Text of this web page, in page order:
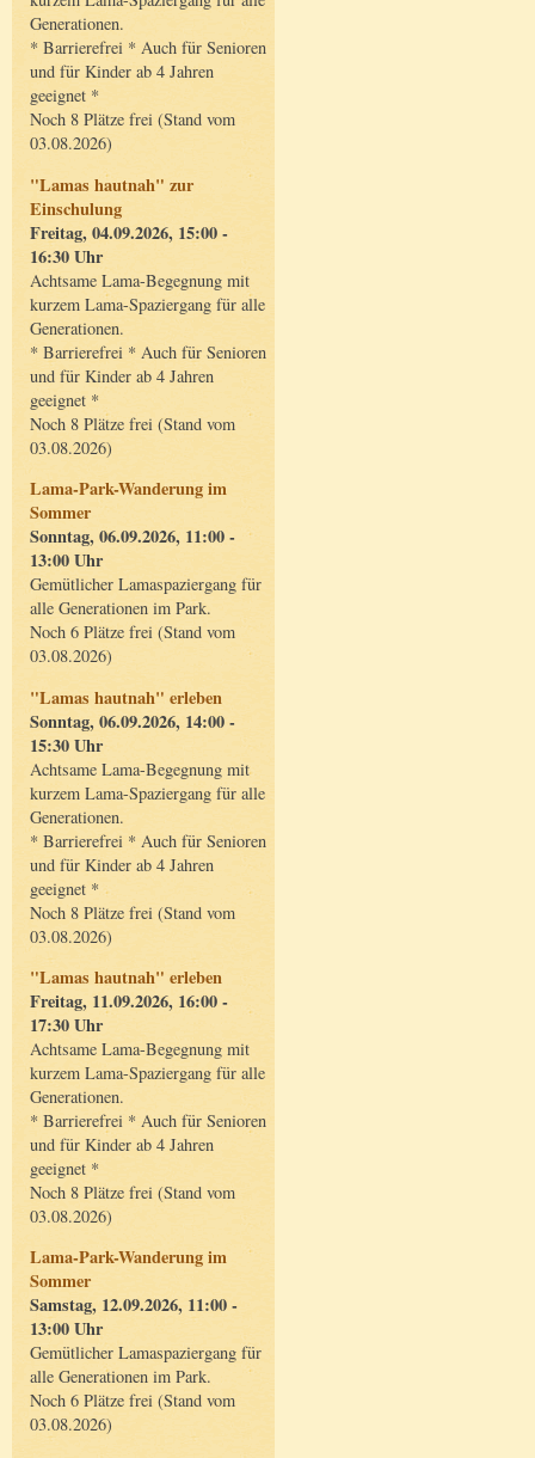
Generationen.
* Barrierefrei * Auch für Senioren
und für Kinder ab 4 Jahren
geeignet *
Noch 8 Plätze frei (Stand vom
03.08.2026)
"Lamas hautnah" zur
Einschulung
Freitag, 04.09.2026, 15:00 -
16:30 Uhr
Achtsame Lama-Begegnung mit
kurzem Lama-Spaziergang für alle
Generationen.
* Barrierefrei * Auch für Senioren
und für Kinder ab 4 Jahren
geeignet *
Noch 8 Plätze frei (Stand vom
03.08.2026)
Lama-Park-Wanderung im
Sommer
Sonntag, 06.09.2026, 11:00 -
13:00 Uhr
Gemütlicher Lamaspaziergang für
alle Generationen im Park.
Noch 6 Plätze frei (Stand vom
03.08.2026)
"Lamas hautnah" erleben
Sonntag, 06.09.2026, 14:00 -
15:30 Uhr
Achtsame Lama-Begegnung mit
kurzem Lama-Spaziergang für alle
Generationen.
* Barrierefrei * Auch für Senioren
und für Kinder ab 4 Jahren
geeignet *
Noch 8 Plätze frei (Stand vom
03.08.2026)
"Lamas hautnah" erleben
Freitag, 11.09.2026, 16:00 -
17:30 Uhr
Achtsame Lama-Begegnung mit
kurzem Lama-Spaziergang für alle
Generationen.
* Barrierefrei * Auch für Senioren
und für Kinder ab 4 Jahren
geeignet *
Noch 8 Plätze frei (Stand vom
03.08.2026)
Lama-Park-Wanderung im
Sommer
Samstag, 12.09.2026, 11:00 -
13:00 Uhr
Gemütlicher Lamaspaziergang für
alle Generationen im Park.
Noch 6 Plätze frei (Stand vom
03.08.2026)